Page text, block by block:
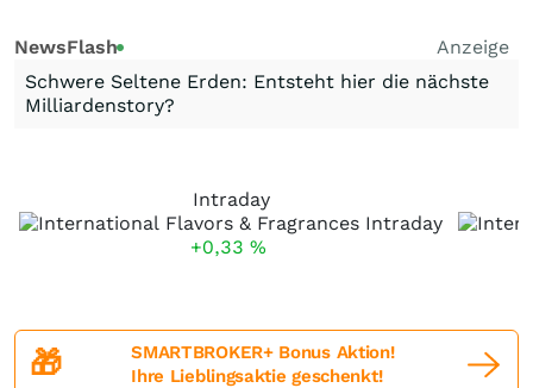
NewsFlash
Anzeige
Schwere Seltene Erden: Entsteht hier die nächste
Milliardenstory?
Intraday
+0,33 %
🎁
SMARTBROKER+ Bonus Aktion!
Ihre Lieblingsaktie geschenkt!